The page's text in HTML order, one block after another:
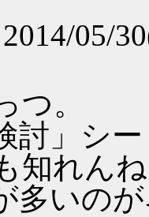
05/
。
」シ
知れん
多いの